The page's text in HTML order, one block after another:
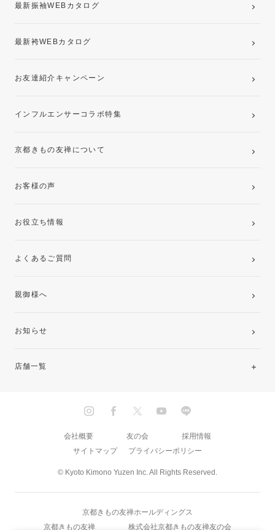
最新振袖WEBカタログ
最新袴WEBカタログ
お友達紹介キャンペーン
インフルエンサーコラボ特集
京都きもの友禅について
お客様の声
お役立ち情報
よくあるご質問
親御様へ
お知らせ
店舗一覧
© Kyoto Kimono Yuzen Inc. All Rights Reserved.
会社概要 友の会
採用情報
サイトマップ
プライバシーポリシー
京都きもの友禅ホールディングス
京都きもの友禅
株式会社京都きもの友禅友の会